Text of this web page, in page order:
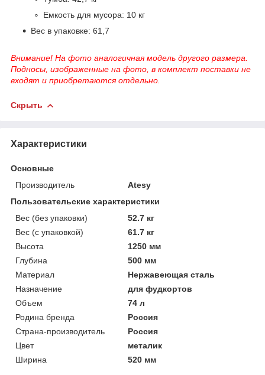
Емкость для мусора: 10 кг
Вес в упаковке: 61,7
Внимание! На фото аналогичная модель другого размера.
Подносы, изображенные на фото, в комплект поставки не
входят и приобретаются отдельно.
Скрыть
Характеристики
Основные
Производитель
Atesy
Пользовательские характеристики
Вес (без упаковки)
52.7 кг
Вес (с упаковкой)
61.7 кг
Высота
1250 мм
Глубина
500 мм
Материал
Нержавеющая сталь
Назначение
для фудкортов
Объем
74 л
Родина бренда
Россия
Страна-производитель
Россия
Цвет
металик
Ширина
520 мм